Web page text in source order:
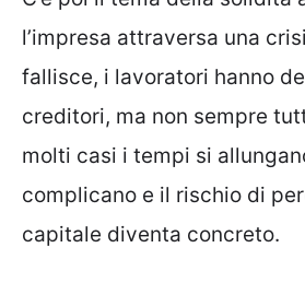
l’impresa attraversa una
fallisce, i lavoratori hanno
creditori, ma non sempre
molti casi i tempi si
complicano e il rischio di
capitale diventa concreto.